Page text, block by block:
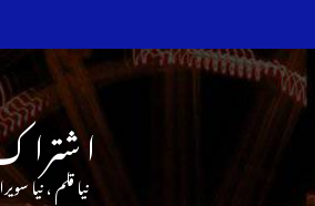
انیا قلم ، نیا